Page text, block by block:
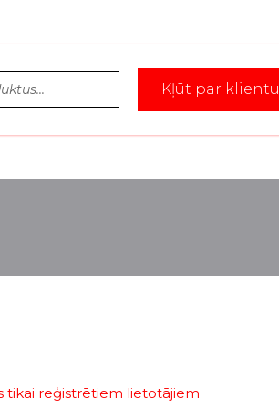
Kļūt par klientu
tikai reģistrētiem lietotājiem